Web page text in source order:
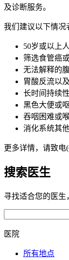
及诊断服务。
我们建议以下情况
50岁或以上
筛选食管癌
无法解释的
胃酸反流以
长时间持续
黑色大便或
吞咽困难或
消化系统其
更多详情，请致电
搜索医生
寻找适合您的医生
医院
所有地点